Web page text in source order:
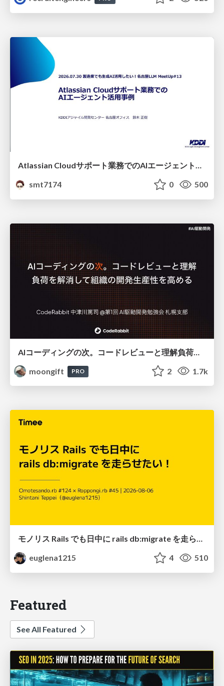
Atlassian Cloudサポート業務でのAIエージェント活用事例
smt7174
0 500
moongift
PRO 2 1.7k
モノリス Rails でも日中に rails db:migrate を走らせたい！ / Daytime rails db:migrate on Monolithic Rails!
euglena1215
4 510
Featured
See All Featured